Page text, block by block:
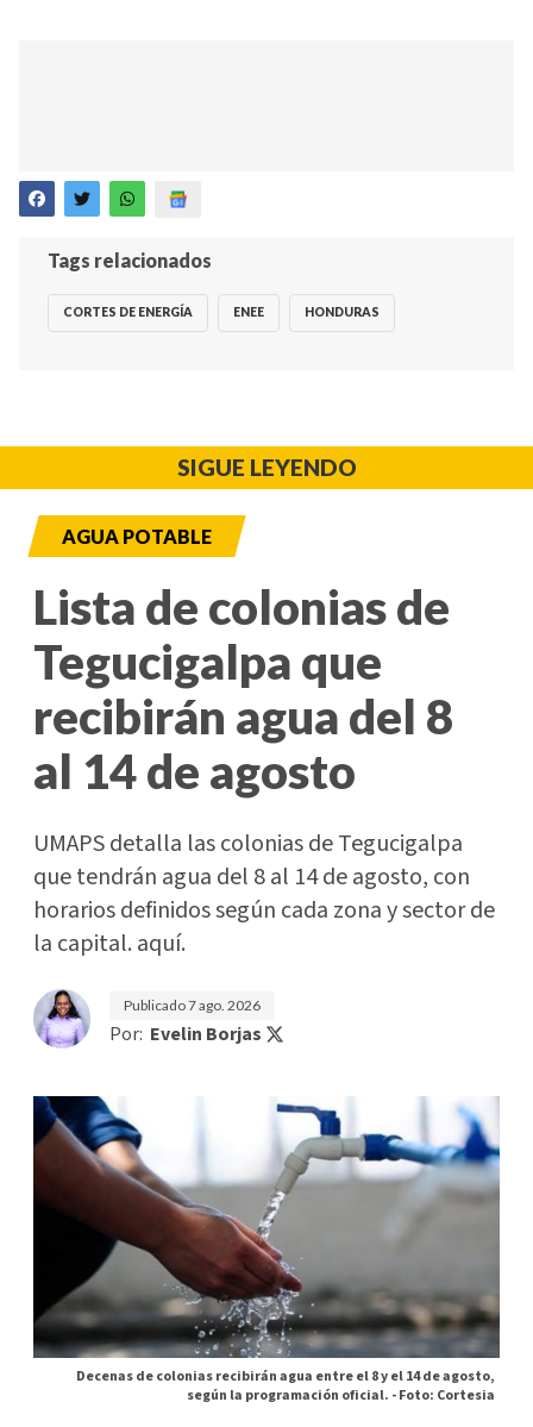
Tags relacionados
CORTES DE ENERGÍA ENEE HONDURAS
SIGUE LEYENDO
AGUA POTABLE
Lista de colonias de
Tegucigalpa que
recibirán agua del 8
al 14 de agosto
UMAPS detalla las colonias de Tegucigalpa
que tendrán agua del 8 al 14 de agosto, con
horarios definidos según cada zona y sector de
la capital. aquí.
Publicado7 ago. 2026
Por: Evelin Borjas
Decenas de colonias recibirán agua entre el 8 y el 14 de agosto,
según la programación oficial. -Foto: Cortesia